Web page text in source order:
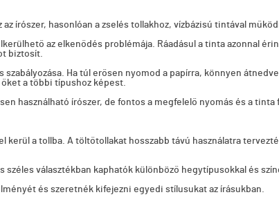
írószer, hasonlóan a zselés tollakhoz, vízbázisú tintával
az elkenődés problémája. Ráadásul a tinta azonnal
biztosít.
Ha túl erősen nyomod a papírra, könnyen
a többi típushoz képest.
használható írószer, de fontos a megfelelő nyomás és a
a tollba. A töltőtollakat hosszabb távú használatra
választékban kaphatók különböző hegytípusokkal és
és szeretnék kifejezni egyedi stílusukat az írásukban.